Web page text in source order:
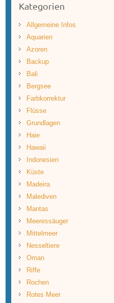
Kategorien
Allgemeine Infos
Aquarien
Azoren
Backup
Bali
Bergsee
Farbkorrektur
Flüsse
Grundlagen
Haie
Hawaii
Indonesien
Küste
Madeira
Malediven
Mantas
Meeressäuger
Mittelmeer
Nesseltiere
Oman
Riffe
Rochen
Rotes Meer